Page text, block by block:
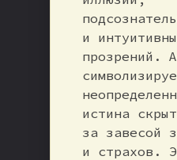
и
прозрений.
истина
за завесой
и страхов.